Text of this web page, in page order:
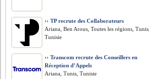
›› TP recrute des Collaborateurs
Ariana, Ben Arous, Toutes les régions, Tunis,
Tunisie
›› Transcom recrute des Conseillers en
Réception d’Appels
Ariana, Tunis, Tunisie